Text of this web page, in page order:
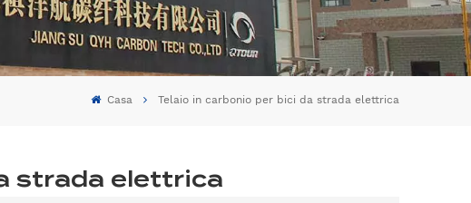
Casa Telaio in carbonio per bici da strada elettrica
strada elettrica